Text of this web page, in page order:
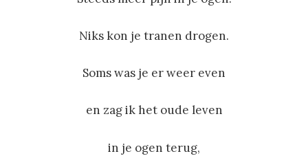
Niks kon je tranen drogen.
Soms was je er weer even
en zag ik het oude leven
in je ogen terug,